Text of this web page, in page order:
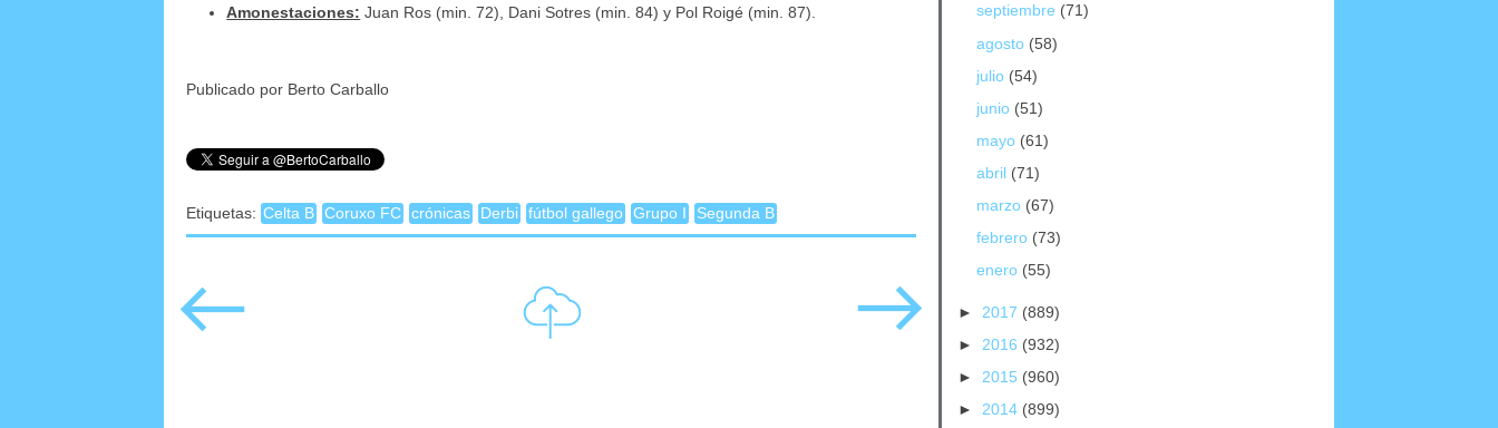
Amonestaciones: Juan Ros (min. 72), Dani Sotres (min. 84) y Pol Roigé (min. 87).
Publicado por Berto Carballo
Etiquetas: Celta B Coruxo FC crónicas Derbi fútbol gallego Grupo I Segunda B
septiembre (71)
agosto (58)
julio (54)
junio (51)
mayo (61)
abril (71)
marzo (67)
febrero (73)
enero (55)
► 2017 (889)
► 2016 (932)
► 2015 (960)
► 2014 (899)